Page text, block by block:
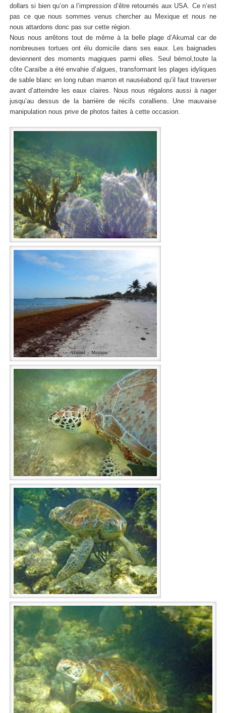
dollars si bien qu’on a l’impression d’être retournés aux USA. Ce n’est
pas ce que nous sommes venus chercher au Mexique et nous ne
nous attardons donc pas sur cette région.
Nous nous arrêtons tout de même à la belle plage d’Akumal car de
nombreuses tortues ont élu domicile dans ses eaux. Les baignades
deviennent des moments magiques parmi elles. Seul bémol,toute la
côte Caraïbe a été envahie d’algues, transformant les plages idyliques
de sable blanc en long ruban marron et nauséabond qu’il faut traverser
avant d’atteindre les eaux claires. Nous nous régalons aussi à nager
jusqu’au dessus de la barrière de récifs coralliens. Une mauvaise
manipulation nous prive de photos faites à cette occasion.